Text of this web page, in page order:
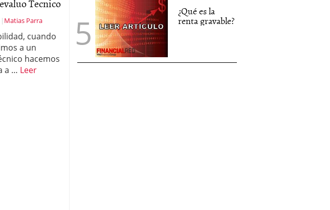
Tecnico
Matias Parra
cuando
a un
hacemos
a … Leer
¿Qué es la
renta gravable?